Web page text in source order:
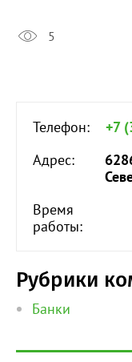
5
Телефон:
+7
Адрес:
Время
работы:
Рубрики
Банки